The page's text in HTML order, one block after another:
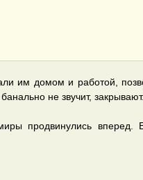
им домом и работой,
не звучит, закрывают.
продвинулись вперед.